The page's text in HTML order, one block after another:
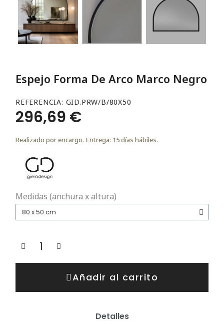
Espejo Forma De Arco Marco Negro
REFERENCIA GID.PRW/B/80X50
296,69 €
Realizado por encargo. Entrega: 15 días hábiles.
Medidas (anchura x altura)
Añadir al carrito
Detalles